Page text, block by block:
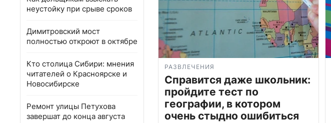
неустойку при срыве сроков
Димитровский мост
полностью откроют в октябре
Кто столица Сибири: мнения
читателей о Красноярске и
Новосибирске
Ремонт улицы Петухова
завершат до конца августа
РАЗВЛЕЧЕНИЯ
Справится даже школьник:
пройдите тест по
географии, в котором
очень стыдно ошибиться